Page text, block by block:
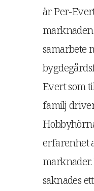
är Per-
samarbete
Evert som
familj
erfarenhet
saknades